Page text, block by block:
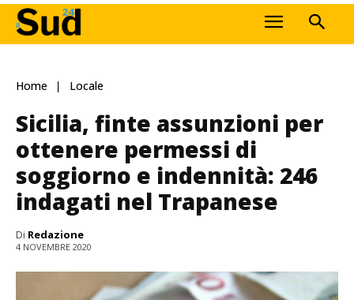
Home Locale
Sicilia, finte assunzioni per
ottenere permessi di
soggiorno e indennità: 246
indagati nel Trapanese
Di Redazione
4 NOVEMBRE 2020